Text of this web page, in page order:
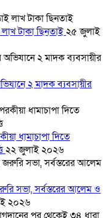
টাকা ছিনতাই২৫ জুলাই
২ মাদক ব্যবসায়ীর
ধামাচাপা দিতে
২২ জুলাই ২০২৬
সভা, সর্বস্তরের আলেম ও
২০২৬